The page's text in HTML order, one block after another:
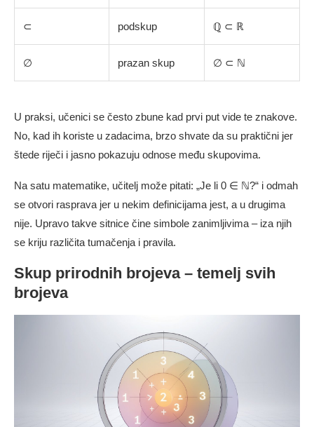
⊂ podskup ℚ ⊂ ℝ
∅ prazan skup ∅ ⊂ ℕ
U praksi, učenici se često zbune kad prvi put vide te znakove.
No, kad ih koriste u zadacima, brzo shvate da su praktični jer
štede riječi i jasno pokazuju odnose među skupovima.
Na satu matematike, učitelj može pitati: „Je li 0 ∈ ℕ?“ i odmah
se otvori rasprava jer u nekim definicijama jest, a u drugima
nije. Upravo takve sitnice čine simbole zanimljivima – iza njih
se kriju različita tumačenja i pravila.
Skup prirodnih brojeva – temelj svih
brojeva